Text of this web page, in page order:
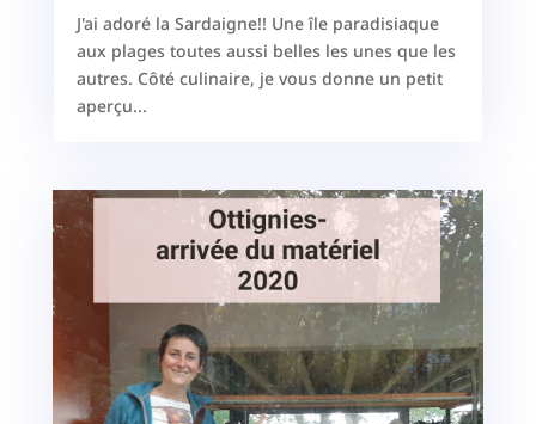
J'ai adoré la Sardaigne!! Une île paradisiaque
aux plages toutes aussi belles les unes que les
autres. Côté culinaire, je vous donne un petit
aperçu...